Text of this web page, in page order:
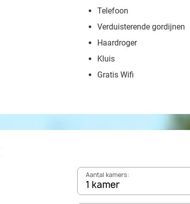
Telefoon
Verduisterende gordijnen
Haardroger
Kluis
Gratis Wifi
Aantal kamers:
1 kamer